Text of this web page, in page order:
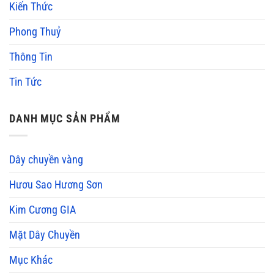
Kiến Thức
Phong Thuỷ
Thông Tin
Tin Tức
DANH MỤC SẢN PHẨM
Dây chuyền vàng
Hươu Sao Hương Sơn
Kim Cương GIA
Mặt Dây Chuyền
Mục Khác